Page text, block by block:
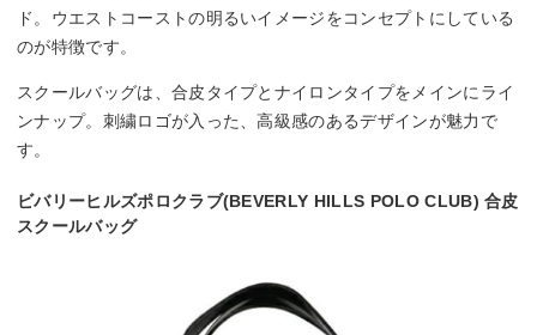
ド。ウエストコーストの明るいイメージをコンセプトにしている
のが特徴です。
スクールバッグは、合皮タイプとナイロンタイプをメインにライ
ンナップ。刺繍ロゴが入った、高級感のあるデザインが魅力で
す。
ビバリーヒルズポロクラブ(BEVERLY HILLS POLO CLUB) 合皮
スクールバッグ